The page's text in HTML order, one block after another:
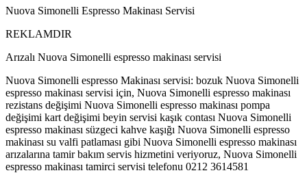
Nuova Simonelli Espresso Makinası Servisi
REKLAMDIR
Arızalı Nuova Simonelli espresso makinası servisi
Nuova Simonelli espresso Makinası servisi: bozuk Nuova Simonelli
espresso makinası servisi için, Nuova Simonelli espresso makinası
rezistans değişimi Nuova Simonelli espresso makinası pompa
değişimi kart değişimi beyin servisi kaşık contası Nuova Simonelli
espresso makinası süzgeci kahve kaşığı Nuova Simonelli espresso
makinası su valfi patlaması gibi Nuova Simonelli espresso makinası
arızalarına tamir bakım servis hizmetini veriyoruz, Nuova Simonelli
espresso makinası tamirci servisi telefonu 0212 3614581